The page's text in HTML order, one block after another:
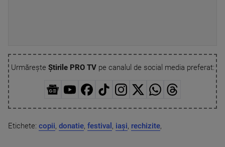
Urmărește Știrile PRO TVpe canalul de social media preferat:
Etichete: copii, donatie, festival , iași, rechizite,